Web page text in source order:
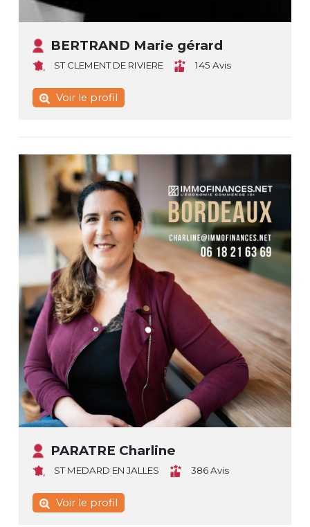
BERTRAND Marie gérard
ST CLEMENT DE RIVIERE 145 Avis
Voir le profil
PARATRE Charline
ST MEDARD EN JALLES 386 Avis
Voir le profil